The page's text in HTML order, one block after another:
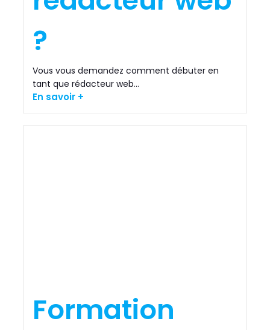
?
Vous vous demandez comment débuter en
tant que rédacteur web...
En savoir +
Formation